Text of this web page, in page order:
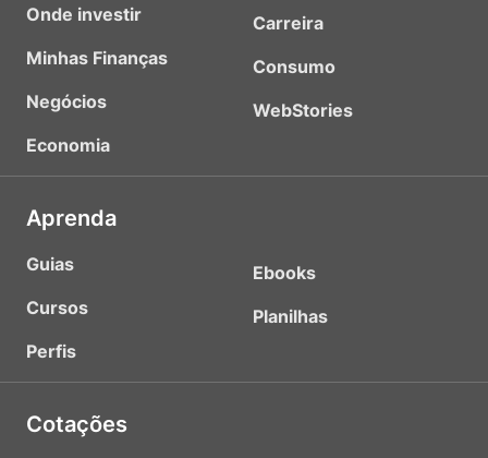
Onde investir
Minhas Finanças
Negócios
Economia
Carreira
Consumo
WebStories
Aprenda
Guias
Cursos
Perfis
Ebooks
Planilhas
Cotações